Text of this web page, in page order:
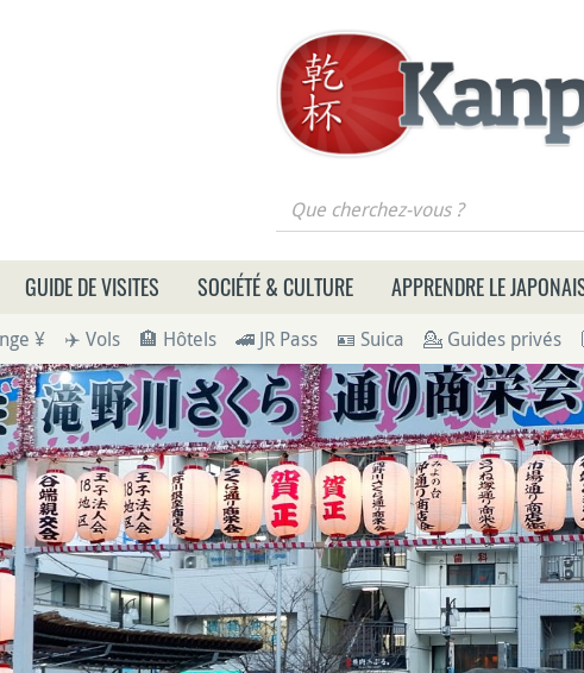
Que cherchez-vous ?
GUIDE DE VISITES SOCIÉTÉ & CULTURE APPRENDRE LE
¥ ✈️ Vols 🏨 Hôtels 🚄 JR Pass 🪪 Suica 💁 Guides privés